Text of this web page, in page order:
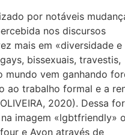
por notáveis
nos discursos
mais em «diversidade e
bissexuais, travestis,
mundo vem ganhando
ao trabalho formal e a
2020). Dessa
imagem «lgbtfriendly»
e Avon através de